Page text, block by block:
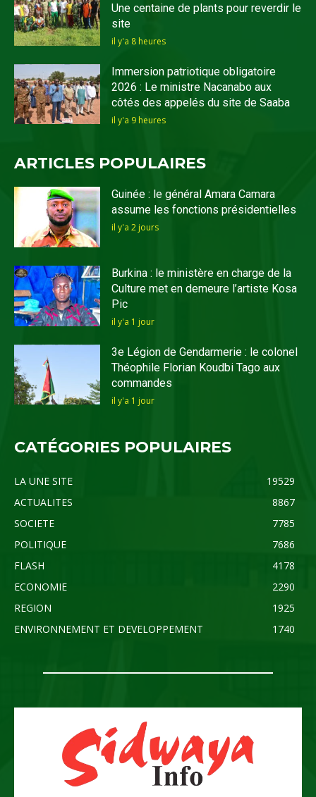
Une centaine de plants pour reverdir le
site
il y'a 8 heures
Immersion patriotique obligatoire
2026 : Le ministre Nacanabo aux
côtés des appelés du site de Saaba
il y'a 9 heures
ARTICLES POPULAIRES
Guinée : le général Amara Camara
assume les fonctions présidentielles
il y'a 2 jours
Burkina : le ministère en charge de la
Culture met en demeure l’artiste Kosa
Pic
il y'a 1 jour
3e Légion de Gendarmerie : le colonel
Théophile Florian Koudbi Tago aux
commandes
il y'a 1 jour
CATÉGORIES POPULAIRES
LA UNE SITE
19529
ACTUALITES
8867
SOCIETE
7785
POLITIQUE
7686
FLASH
4178
ECONOMIE
2290
REGION
1925
ENVIRONNEMENT ET DEVELOPPEMENT
1740